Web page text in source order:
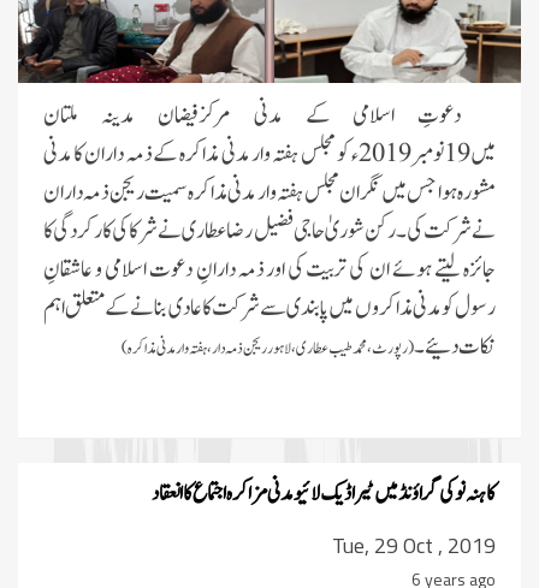
دعوتِ اسلامی کے مدنی مرکزفیضان مدینہ ملتان
میں19نومبر2019ء کو مجلس ہفتہ وار مدنی مذاکرہ کے ذمہ داران کا مدنی
مشورہ ہوا جس میں نگران مجلس ہفتہ وار مدنی مذاکرہ سمیت ریجن ذمہ داران
نے شرکت کی۔ رکن شوریٰ حاجی فضیل رضا عطاری نے شرکا کی کارکردگی کا
جائزہ لیتے ہوئے ان کی تربیت کی اور ذمہ دارانِ دعوت اسلامی و عاشقانِ
رسول کو مدنی مذاکروں میں پابندی سے شرکت کا عادی بنانے کے متعلق اہم
نکات دئیے۔(رپورٹ،محمد طیب عطاری، لاہور ریجن ذمہ دار،ہفتہ وار مدنی مذاکرہ)
کاہنہ نو کی گراؤنڈ میں ٹیراڈیک لائیو مدنی مزاکرہ اجتماع کا انعقاد
Tue, 29 Oct , 2019
6 years ago